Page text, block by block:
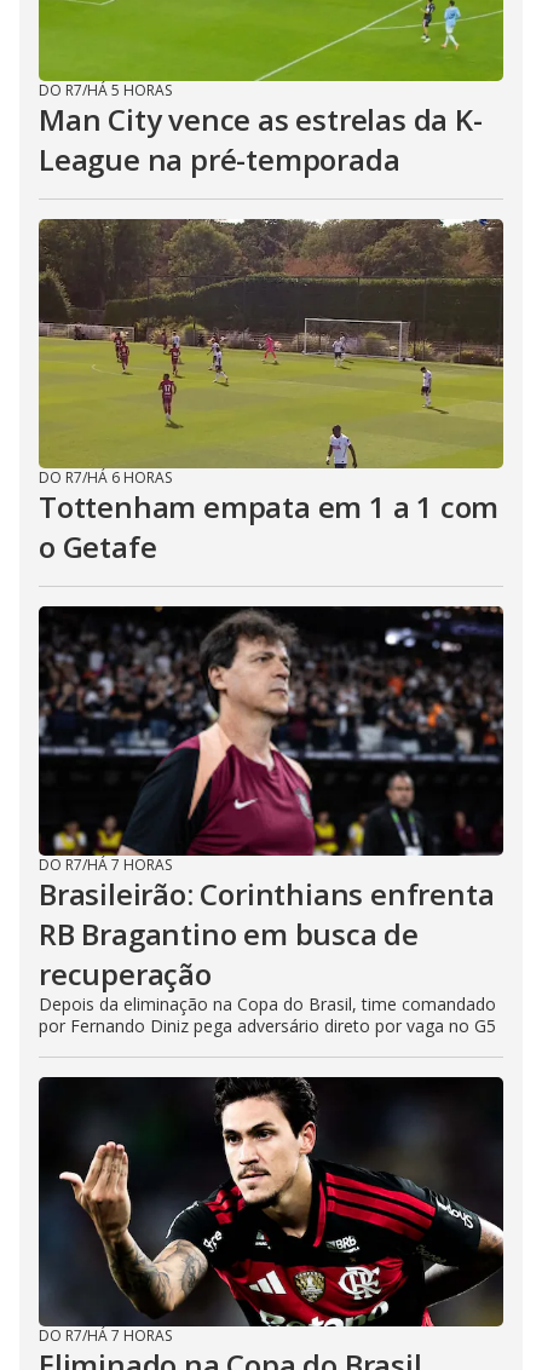
DO R7/HÁ 5 HORAS
Man City vence as estrelas da K-
League na pré-temporada
DO R7/HÁ 6 HORAS
Tottenham empata em 1 a 1 com
o Getafe
DO R7/HÁ 7 HORAS
Brasileirão: Corinthians enfrenta
RB Bragantino em busca de
recuperação
Depois da eliminação na Copa do Brasil, time comandado
por Fernando Diniz pega adversário direto por vaga no G5
DO R7/HÁ 7 HORAS